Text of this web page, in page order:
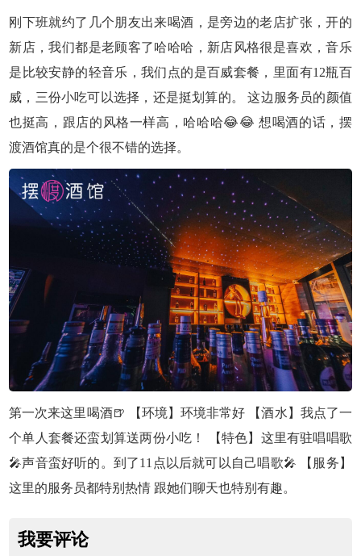
刚下班就约了几个朋友出来喝酒，是旁边的老店扩张，开的
新店，我们都是老顾客了哈哈哈，新店风格很是喜欢，音乐
是比较安静的轻音乐，我们点的是百威套餐，里面有12瓶百
威，三份小吃可以选择，还是挺划算的。 这边服务员的颜值
也挺高，跟店的风格一样高，哈哈哈😂😂 想喝酒的话，摆
渡酒馆真的是个很不错的选择。
第一次来这里喝酒🍺 【环境】环境非常好 【酒水】我点了一
个单人套餐还蛮划算送两份小吃！ 【特色】这里有驻唱唱歌
🎤声音蛮好听的。到了11点以后就可以自己唱歌🎤 【服务】
这里的服务员都特别热情 跟她们聊天也特别有趣。
我要评论